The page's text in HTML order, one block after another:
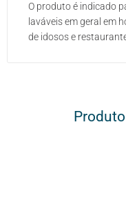
O produto é indicado
laváveis em geral em
de idosos e